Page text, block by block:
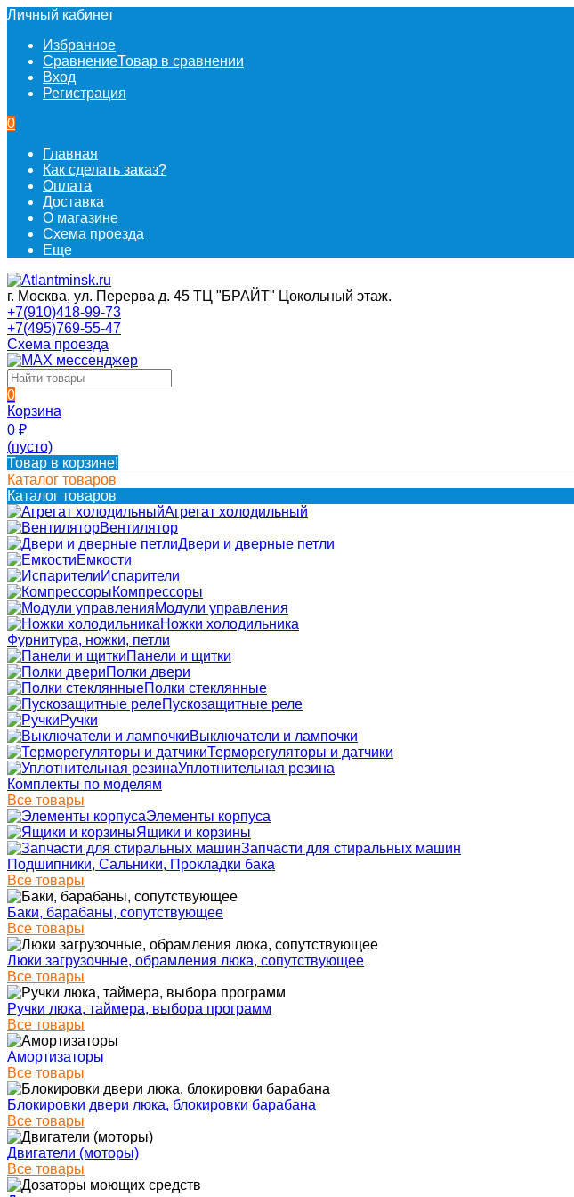
Личный кабинет
Избранное
СравнениеТовар в сравнении
Вход
Регистрация
0
Главная
Как сделать заказ?
Оплата
Доставка
О магазине
Схема проезда
Еще
г. Москва, ул. Перерва д. 45 ТЦ "БРАЙТ" Цокольный этаж.
+7(910)418-99-73
+7(495)769-55-47
Схема проезда
0
Корзина
0 ₽
(пусто)
Товар в корзине!
Каталог товаров
Каталог товаров
Агрегат холодильный
Вентилятор
Двери и дверные петли
Емкости
Испарители
Компрессоры
Модули управления
Ножки холодильника
Фурнитура, ножки, петли
Панели и щитки
Полки двери
Полки стеклянные
Пускозащитные реле
Ручки
Выключатели и лампочки
Терморегуляторы и датчики
Уплотнительная резина
Комплекты по моделям
Все товары
Элементы корпуса
Ящики и корзины
Запчасти для стиральных машин
Подшипники, Сальники, Прокладки бака
Все товары
Баки, барабаны, сопутствующее
Все товары
Люки загрузочные, обрамления люка, сопутствующее
Все товары
Ручки люка, таймера, выбора программ
Все товары
Амортизаторы
Все товары
Блокировки двери люка, блокировки барабана
Все товары
Двигатели (моторы)
Все товары